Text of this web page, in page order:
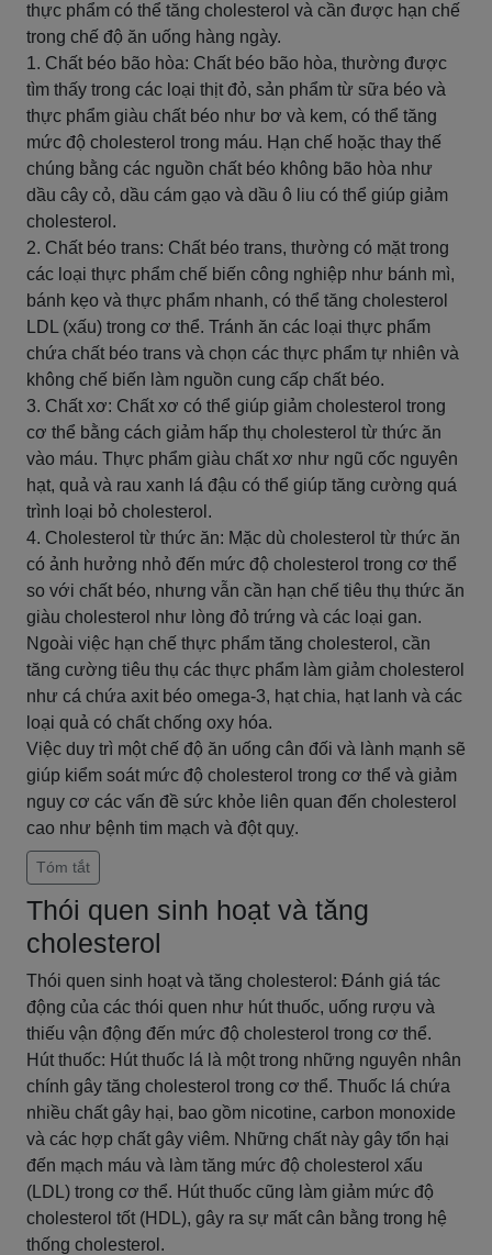
thực phẩm có thể tăng cholesterol và cần được hạn chế
trong chế độ ăn uống hàng ngày.
1. Chất béo bão hòa: Chất béo bão hòa, thường được
tìm thấy trong các loại thịt đỏ, sản phẩm từ sữa béo và
thực phẩm giàu chất béo như bơ và kem, có thể tăng
mức độ cholesterol trong máu. Hạn chế hoặc thay thế
chúng bằng các nguồn chất béo không bão hòa như
dầu cây cỏ, dầu cám gạo và dầu ô liu có thể giúp giảm
cholesterol.
2. Chất béo trans: Chất béo trans, thường có mặt trong
các loại thực phẩm chế biến công nghiệp như bánh mì,
bánh kẹo và thực phẩm nhanh, có thể tăng cholesterol
LDL (xấu) trong cơ thể. Tránh ăn các loại thực phẩm
chứa chất béo trans và chọn các thực phẩm tự nhiên và
không chế biến làm nguồn cung cấp chất béo.
3. Chất xơ: Chất xơ có thể giúp giảm cholesterol trong
cơ thể bằng cách giảm hấp thụ cholesterol từ thức ăn
vào máu. Thực phẩm giàu chất xơ như ngũ cốc nguyên
hạt, quả và rau xanh lá đậu có thể giúp tăng cường quá
trình loại bỏ cholesterol.
4. Cholesterol từ thức ăn: Mặc dù cholesterol từ thức ăn
có ảnh hưởng nhỏ đến mức độ cholesterol trong cơ thể
so với chất béo, nhưng vẫn cần hạn chế tiêu thụ thức ăn
giàu cholesterol như lòng đỏ trứng và các loại gan.
Ngoài việc hạn chế thực phẩm tăng cholesterol, cần
tăng cường tiêu thụ các thực phẩm làm giảm cholesterol
như cá chứa axit béo omega-3, hạt chia, hạt lanh và các
loại quả có chất chống oxy hóa.
Việc duy trì một chế độ ăn uống cân đối và lành mạnh sẽ
giúp kiểm soát mức độ cholesterol trong cơ thể và giảm
nguy cơ các vấn đề sức khỏe liên quan đến cholesterol
cao như bệnh tim mạch và đột quỵ.
Tóm tắt
Thói quen sinh hoạt và tăng
cholesterol
Thói quen sinh hoạt và tăng cholesterol: Đánh giá tác
động của các thói quen như hút thuốc, uống rượu và
thiếu vận động đến mức độ cholesterol trong cơ thể.
Hút thuốc: Hút thuốc lá là một trong những nguyên nhân
chính gây tăng cholesterol trong cơ thể. Thuốc lá chứa
nhiều chất gây hại, bao gồm nicotine, carbon monoxide
và các hợp chất gây viêm. Những chất này gây tổn hại
đến mạch máu và làm tăng mức độ cholesterol xấu
(LDL) trong cơ thể. Hút thuốc cũng làm giảm mức độ
cholesterol tốt (HDL), gây ra sự mất cân bằng trong hệ
thống cholesterol.